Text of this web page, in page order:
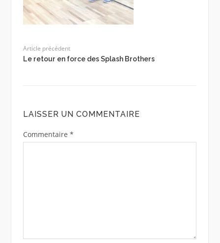
Article précédent
Le retour en force des Splash Brothers
LAISSER UN COMMENTAIRE
Commentaire *